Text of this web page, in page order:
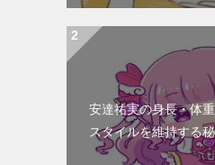
安達祐実の身長・体
スタイルを維持する